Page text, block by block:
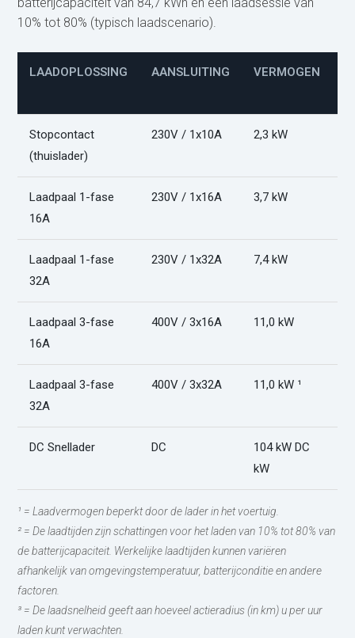
10% tot 80% (typisch laadscenario).
LAADOPLOSSING AANSLUITING VERMOGEN
Stopcontact
(thuislader)
230V / 1x10A 2,3 kW
Laadpaal 1-fase
16A
230V / 1x16A 3,7 kW
Laadpaal 1-fase
32A
230V / 1x32A 7,4 kW
Laadpaal 3-fase
16A
400V / 3x16A 11,0 kW
Laadpaal 3-fase
32A
400V / 3x32A 11,0 kW ¹
DC Snellader DC
104 kW DC
kW
¹ = Laadvermogen beperkt door de lader in het voertuig.
² = De laadtijden zijn schattingen voor het laden van 10% tot 80% van
de batterijcapaciteit. Werkelijke laadtijden kunnen variëren
afhankelijk van omgevingstemperatuur, batterijconditie en andere
factoren.
³ = De laadsnelheid geeft aan hoeveel actieradius (in km) u per uur
laden kunt verwachten.